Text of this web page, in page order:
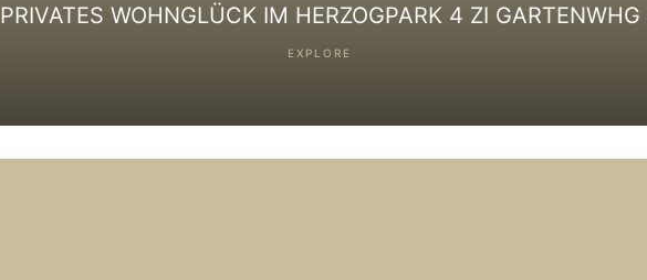
PRIVATES WOHNGLÜCK IM HERZOGPARK 4 ZI GARTENWHG
EXPLORE